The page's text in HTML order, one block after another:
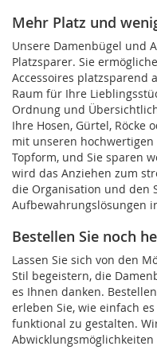
Mehr Platz und
Unsere Damenbügel und
Platzsparer. Sie
Accessoires platzsparend
Raum für Ihre
Ordnung und
Ihre Hosen, Gürtel, Röcke
mit unseren
Topform, und Sie sparen
wird das Anziehen zum
die Organisation und den
Aufbewahrungslösungen
Bestellen Sie noch
Lassen Sie sich von den
Stil begeistern, die
es Ihnen danken.
erleben Sie, wie einfach
funktional zu gestalten.